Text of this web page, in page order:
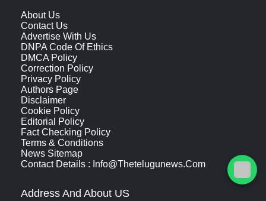
About Us
Contact Us
Advertise With Us
DNPA Code Of Ethics
DMCA Policy
Correction Policy
Privacy Policy
Authors Page
Disclaimer
Cookie Policy
Editorial Policy
Fact Checking Policy
Terms & Conditions
News Sitemap
Contact Details : Info@thetelugunews.com
Address And About US